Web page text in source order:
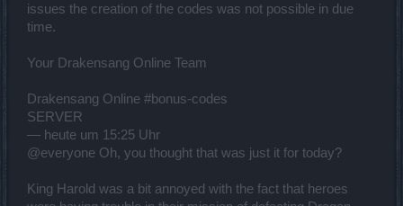
issues the creation of the codes was not possible in due
time.
Your Drakensang Online Team
Drakensang Online #bonus-codes
SERVER
— heute um 15:25 Uhr
@everyone Oh, you thought that was just it for today?
King Harold was a bit annoyed with the fact that heroes